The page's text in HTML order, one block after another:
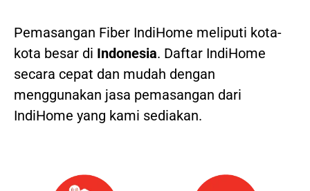
Pemasangan Fiber IndiHome meliputi kota-
kota besar di Indonesia. Daftar IndiHome
secara cepat dan mudah dengan
menggunakan jasa pemasangan dari
IndiHome yang kami sediakan.